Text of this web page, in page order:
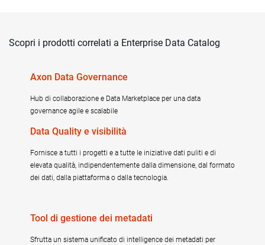
Scopri i prodotti correlati a Enterprise Data Catalog
Axon Data Governance
Hub di collaborazione e Data Marketplace per una data
governance agile e scalabile
Data Quality e visibilità
Fornisce a tutti i progetti e a tutte le iniziative dati puliti e di
elevata qualità, indipendentemente dalla dimensione, dal formato
dei dati, dalla piattaforma o dalla tecnologia.
Tool di gestione dei metadati
Sfrutta un sistema unificato di intelligence dei metadati per